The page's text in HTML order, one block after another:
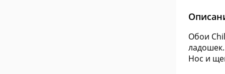
Обои
Нос и